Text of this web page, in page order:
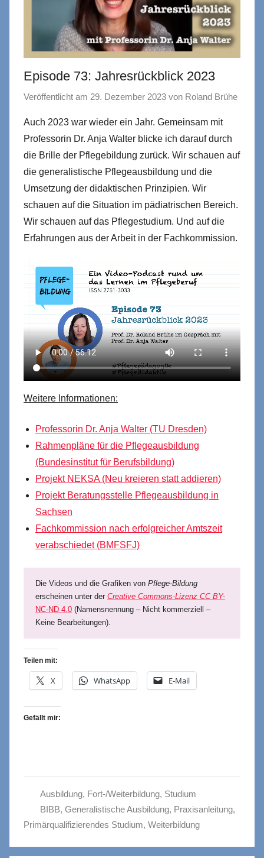
Episode 73: Jahresrückblick 2023
Veröffentlicht am 29. Dezember 2023 von Roland Brühe
Auch 2023 war wieder ein Jahr. Gemeinsam mit
Professorin Dr. Anja Walter blicke ich darauf durch
die Brille der Pflegebildung zurück. Wir schauen auf
die generalistische Pflegeausbildung und die
Umsetzung der didaktischen Prinzipien. Wir
schauen auf die Situation im pädiatrischen Bereich.
Wir schauen auf das Pflegestudium. Und auf die
Erfahrungen aus der Arbeit in der Fachkommission.
Weitere Informationen:
Professorin Dr. Anja Walter (TU Dresden)
Rahmenpläne für die Pflegeausbildung
(Bundesinstitut für Berufsbildung)
Projekt NEKSA (Neu kreieren statt addieren)
Projekt Beratungsstelle Pflegeausbildung in
Sachsen
Fachkommission nach erfolgreicher Amtszeit
verabschiedet (BMFSFJ)
Die Videos und die Grafiken von Pflege-Bildung
erscheinen unter der Creative Commons-Lizenz CC BY-
NC-ND 4.0 (Namensnennung – Nicht kommerziell –
Keine Bearbeitungen).
Teilen mit:
X WhatsApp E-Mail
Gefällt mir:
Ausbildung, Fort-/Weiterbildung, Studium
BIBB, Generalistische Ausbildung, Praxisanleitung,
Primärqualifizierendes Studium, Weiterbildung